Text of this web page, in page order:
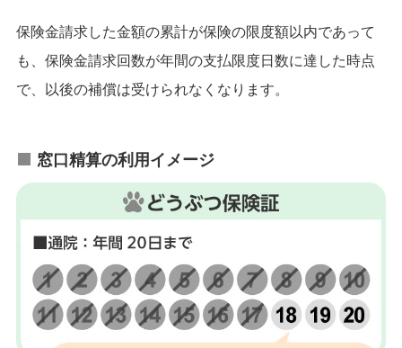
保険金請求した金額の累計が保険の限度額以内であって
も、保険金請求回数が年間の支払限度日数に達した時点
で、以後の補償は受けられなくなります。
窓口精算の利用イメージ